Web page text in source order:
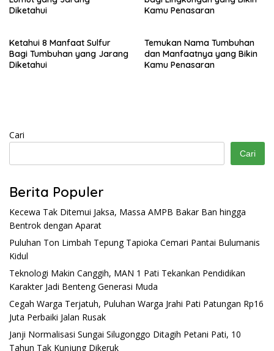
Diketahui
Kamu Penasaran
Ketahui 8 Manfaat Sulfur
Bagi Tumbuhan yang Jarang
Diketahui
Temukan Nama Tumbuhan
dan Manfaatnya yang Bikin
Kamu Penasaran
Cari
Cari
Berita Populer
Kecewa Tak Ditemui Jaksa, Massa AMPB Bakar Ban hingga
Bentrok dengan Aparat
Puluhan Ton Limbah Tepung Tapioka Cemari Pantai Bulumanis
Kidul
Teknologi Makin Canggih, MAN 1 Pati Tekankan Pendidikan
Karakter Jadi Benteng Generasi Muda
Cegah Warga Terjatuh, Puluhan Warga Jrahi Pati Patungan Rp16
Juta Perbaiki Jalan Rusak
Janji Normalisasi Sungai Silugonggo Ditagih Petani Pati, 10
Tahun Tak Kunjung Dikeruk